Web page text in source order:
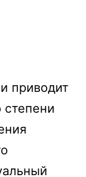
приводит
степени